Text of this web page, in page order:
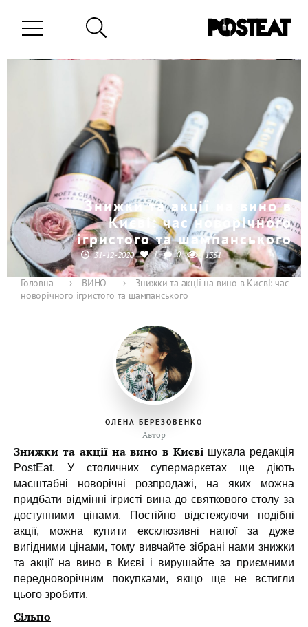
Знижки та акції на вино в
Києві: час новорічного
ігристого та шампанського
31-12-2020 1 0 1351
Головна › ВИНО ›
Знижки та акції на вино в Києві: час
новорічного ігристого та шампанського
ОЛЕНА БЕРЕЗОВЕНКО
Автор
Знижки та акції на вино в Києвішукала редакція
PostEat. У столичних супермаркетах ще діють
масштабні новорічні розпродажі, на яких можна
придбати відмінні ігристі вина до святкового столу за
доступними цінами. Постійно відстежуючи подібні
акції, можна купити ексклюзивні напої за дуже
вигідними цінами, тому вивчайте зібрані нами знижки
та акції на вино в Києві і вирушайте за приємними
передноворічним покупками, якщо ще не встигли
цього зробити.
Сільпо